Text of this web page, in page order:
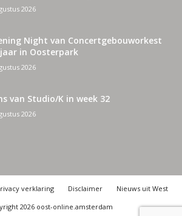
2026
Night van Concertgebouworkest
in Oosterpark
2026
van Studio/K in week 32
2026
verklaring Disclaimer
Nieuws uit West
2026 oost-online.amsterdam